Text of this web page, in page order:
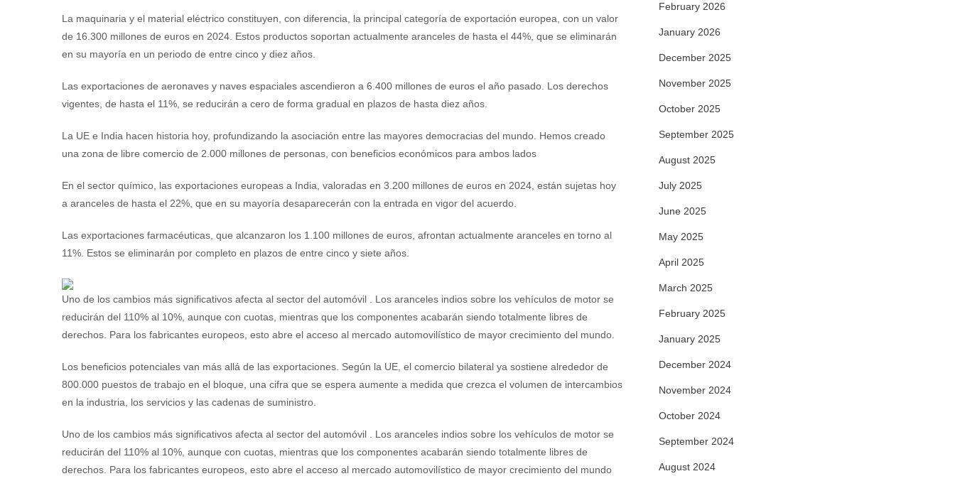
La maquinaria y el material eléctrico constituyen, con diferencia, la principal categoría de exportación europea, con un valor
de 16.300 millones de euros en 2024. Estos productos soportan actualmente aranceles de hasta el 44%, que se eliminarán
en su mayoría en un periodo de entre cinco y diez años.
Las exportaciones de aeronaves y naves espaciales ascendieron a 6.400 millones de euros el año pasado. Los derechos
vigentes, de hasta el 11%, se reducirán a cero de forma gradual en plazos de hasta diez años.
La UE e India hacen historia hoy, profundizando la asociación entre las mayores democracias del mundo. Hemos creado
una zona de libre comercio de 2.000 millones de personas, con beneficios económicos para ambos lados
En el sector químico, las exportaciones europeas a India, valoradas en 3.200 millones de euros en 2024, están sujetas hoy
a aranceles de hasta el 22%, que en su mayoría desaparecerán con la entrada en vigor del acuerdo.
Las exportaciones farmacéuticas, que alcanzaron los 1.100 millones de euros, afrontan actualmente aranceles en torno al
11%. Estos se eliminarán por completo en plazos de entre cinco y siete años.
Uno de los cambios más significativos afecta al sector del automóvil . Los aranceles indios sobre los vehículos de motor se
reducirán del 110% al 10%, aunque con cuotas, mientras que los componentes acabarán siendo totalmente libres de
derechos. Para los fabricantes europeos, esto abre el acceso al mercado automovilístico de mayor crecimiento del mundo.
Los beneficios potenciales van más allá de las exportaciones. Según la UE, el comercio bilateral ya sostiene alrededor de
800.000 puestos de trabajo en el bloque, una cifra que se espera aumente a medida que crezca el volumen de intercambios
en la industria, los servicios y las cadenas de suministro.
Uno de los cambios más significativos afecta al sector del automóvil . Los aranceles indios sobre los vehículos de motor se
reducirán del 110% al 10%, aunque con cuotas, mientras que los componentes acabarán siendo totalmente libres de
derechos. Para los fabricantes europeos, esto abre el acceso al mercado automovilístico de mayor crecimiento del mundo
February 2026
January 2026
December 2025
November 2025
October 2025
September 2025
August 2025
July 2025
June 2025
May 2025
April 2025
March 2025
February 2025
January 2025
December 2024
November 2024
October 2024
September 2024
August 2024